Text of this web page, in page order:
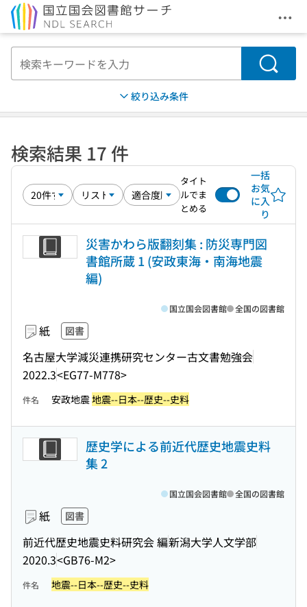
メ
検索
絞り込み条件
検索結果 17 件
タイト
ルでま
とめる
一括
お気
に入
り
災害かわら版翻刻集 : 防災専門図
書館所蔵 1 (安政東海・南海地震
編)
紙 図書
名古屋大学減災連携研究センター古文書勉強会
2022.3<EG77-M778>
国立国会図書館 全国の図書館
件名 安政地震地震--日本--歴史--史料
歴史学による前近代歴史地震史料
集 2
紙 図書
前近代歴史地震史料研究会 編新潟大学人文学部
2020.3<GB76-M2>
国立国会図書館 全国の図書館
件名 地震--日本--歴史--史料